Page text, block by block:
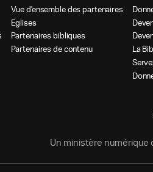
Vuedensembledespartenaires
Eglises
Partenairesbibliques
Partenairesdecontenu
Donn
Deve
Deve
L a Bi
Serve
Donn
Un ministère numérique